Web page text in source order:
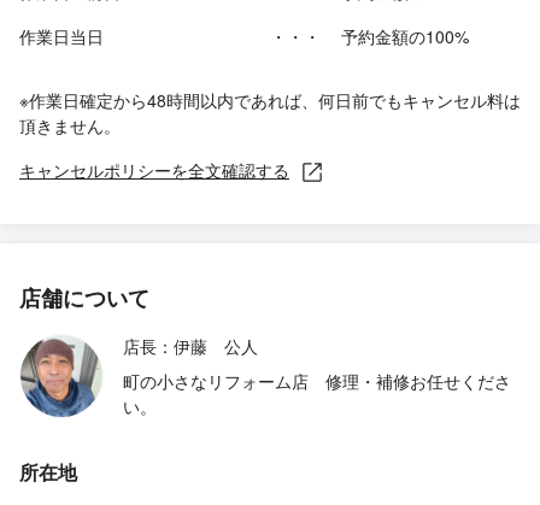
作業日当日
・・・ 予約金額の100%
※作業日確定から48時間以内であれば、何日前でもキャンセル料は
頂きません。
キャンセルポリシーを全文確認する
店舗について
店長：伊藤 公人
町の小さなリフォーム店 修理・補修お任せくださ
い。
所在地